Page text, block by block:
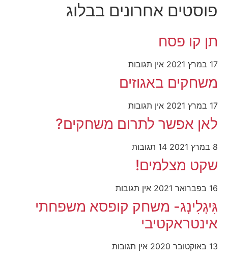
פוסטים אחרונים בבלוג
תן קו פסח
17 במרץ 2021 אין תגובות
משחקים באגוזים
17 במרץ 2021 אין תגובות
לאן אפשר לתרום משחקים?
8 במרץ 2021 14 תגובות
שקט מצלמים!
16 בפברואר 2021 אין תגובות
גִּיגְלִינְג- משחק קופסא משפחתי
אינטראקטיבי
13 באוקטובר 2020 אין תגובות